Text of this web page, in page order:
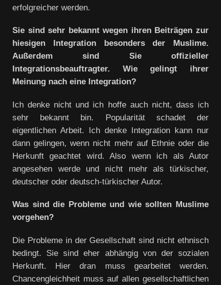
erfolgreicher werden.
Sie sind sehr bekannt wegen ihren Beiträgen zur
hiesigen Integration besonders der Muslime.
Außerdem sind Sie offizieller
Integrationsbeauftragter. Wie gelingt ihrer
Meinung nach eine Integration?
Ich denke nicht und ich hoffe auch nicht, dass ich
sehr bekannt bin. Popularität schadet der
eigentlichen Arbeit. Ich denke Integration kann nur
dann gelingen, wenn nicht mehr auf Ethnie oder die
Herkunft geachtet wird. Also wenn ich als Autor
angesehen werde und nicht mehr als türkischer,
deutscher oder deutsch-türkischer Autor.
Was sind die Probleme und wie sollten Muslime
vorgehen?
Die Probleme in der Gesellschaft sind nicht ethnisch
bedingt. Sie sind eher abhängig von der sozialen
Herkunft. Hier dran muss gearbeitet werden.
Chancengleichheit muss auf allen gesellschaftlichen